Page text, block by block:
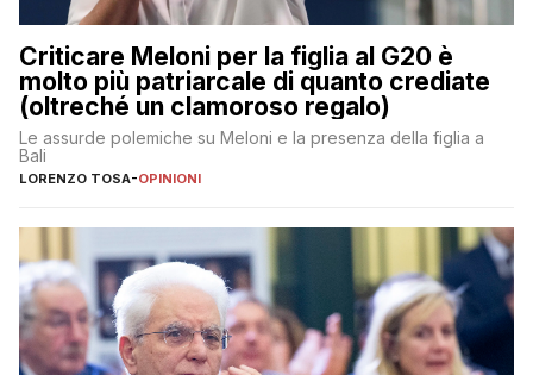
Criticare Meloni per la figlia al G20 è
molto più patriarcale di quanto crediate
(oltreché un clamoroso regalo)
Le assurde polemiche su Meloni e la presenza della figlia a
Bali
LORENZO TOSA-OPINIONI